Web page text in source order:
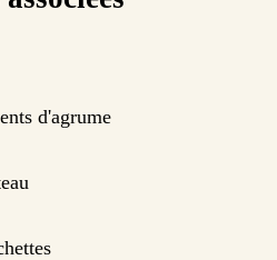
d'agrume